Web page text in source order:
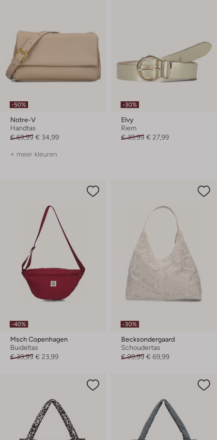
-50%
Notre-V
Handtas
€ 69,99 € 34,99
+ meer kleuren
-30%
Elvy
Riem
€ 39,99 € 27,99
-40%
Msch Copenhagen
Buideltas
€ 39,99 € 23,99
-30%
Becksondergaard
Schoudertas
€ 99,99 € 69,99